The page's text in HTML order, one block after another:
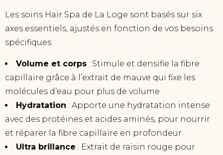
Les soins Hair Spa de La Loge sont basés sur six
axes essentiels, ajustés en fonction de vos besoins
spécifiques :
Volume et corps : Stimule et densifie la fibre
capillaire grâce à l’extrait de mauve qui fixe les
molécules d’eau pour plus de volume.
Hydratation : Apporte une hydratation intense
avec des protéines et acides aminés, pour nourrir
et réparer la fibre capillaire en profondeur.
Ultra brillance : Extrait de raisin rouge pour